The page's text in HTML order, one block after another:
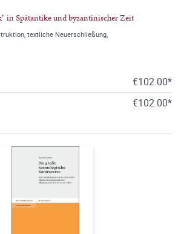
in Spätantike und byzantinischer Zeit
textliche Neuerschließung,
€102.00*
€102.00*